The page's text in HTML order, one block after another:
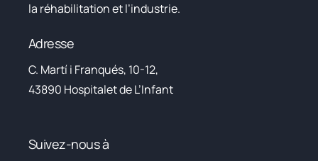
la réhabilitation et l’industrie.
Adresse
C. Martí i Franqués, 10-12,
43890 Hospitalet de L’Infant
Suivez-nous à